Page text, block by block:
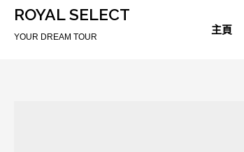
ROYAL SELECT
YOUR DREAM TOUR
主頁